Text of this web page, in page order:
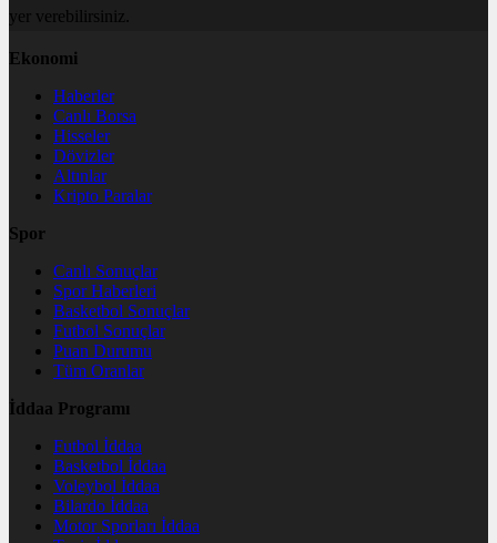
yer verebilirsiniz.
Ekonomi
Haberler
Canlı Borsa
Hisseler
Dövizler
Altınlar
Kripto Paralar
Spor
Canlı Sonuçlar
Spor Haberleri
Basketbol Sonuçlar
Futbol Sonuçlar
Puan Durumu
Tüm Oranlar
İddaa Programı
Futbol İddaa
Basketbol İddaa
Voleybol İddaa
Bilardo İddaa
Motor Sporları İddaa